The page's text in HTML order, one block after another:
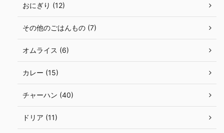
おにぎり (12)
その他のごはんもの (7)
オムライス (6)
カレー (15)
チャーハン (40)
ドリア (11)